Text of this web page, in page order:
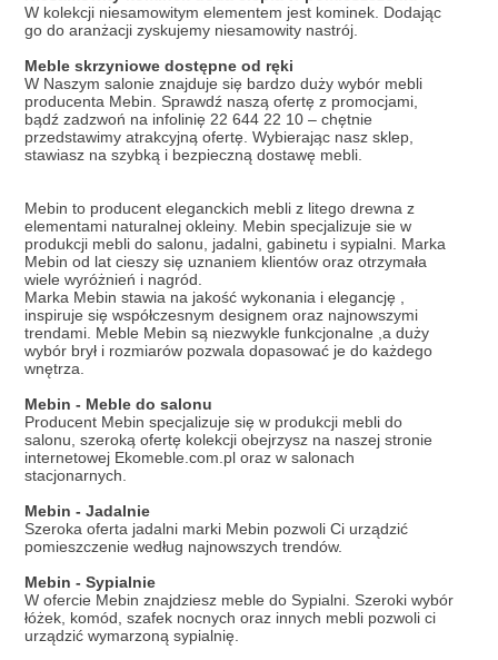
W kolekcji niesamowitym elementem jest kominek. Dodając
go do aranżacji zyskujemy niesamowity nastrój.
Meble skrzyniowe dostępne od ręki
W Naszym salonie znajduje się bardzo duży wybór mebli
producenta Mebin. Sprawdź naszą ofertę z promocjami,
bądź zadzwoń na infolinię 22 644 22 10 – chętnie
przedstawimy atrakcyjną ofertę. Wybierając nasz sklep,
stawiasz na szybką i bezpieczną dostawę mebli.
Mebin to producent eleganckich mebli z litego drewna z
elementami naturalnej okleiny. Mebin specjalizuje sie w
produkcji mebli do salonu, jadalni, gabinetu i sypialni. Marka
Mebin od lat cieszy się uznaniem klientów oraz otrzymała
wiele wyróżnień i nagród.
Marka Mebin stawia na jakość wykonania i elegancję ,
inspiruje się współczesnym designem oraz najnowszymi
trendami. Meble Mebin są niezwykle funkcjonalne ,a duży
wybór brył i rozmiarów pozwala dopasować je do każdego
wnętrza.
Mebin - Meble do salonu
Producent Mebin specjalizuje się w produkcji mebli do
salonu, szeroką ofertę kolekcji obejrzysz na naszej stronie
internetowej Ekomeble.com.pl oraz w salonach
stacjonarnych.
Mebin - Jadalnie
Szeroka oferta jadalni marki Mebin pozwoli Ci urządzić
pomieszczenie według najnowszych trendów.
Mebin - Sypialnie
W ofercie Mebin znajdziesz meble do Sypialni. Szeroki wybór
łóżek, komód, szafek nocnych oraz innych mebli pozwoli ci
urządzić wymarzoną sypialnię.